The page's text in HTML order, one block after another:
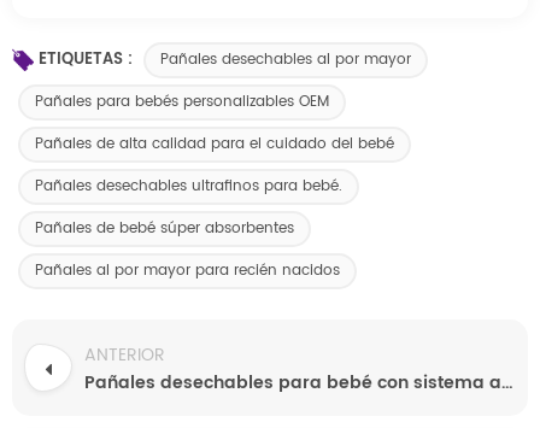
ETIQUETAS :
Pañales desechables al por mayor
Pañales para bebés personalizables OEM
Pañales de alta calidad para el cuidado del bebé
Pañales desechables ultrafinos para bebé.
Pañales de bebé súper absorbentes
Pañales al por mayor para recién nacidos
ANTERIOR
Pañales desechables para bebé con sistema antifugas